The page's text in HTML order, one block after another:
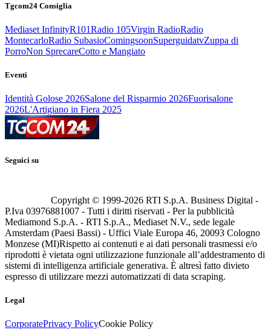
Tgcom24 Consiglia
Mediaset InfinityR101Radio 105Virgin RadioRadio
MontecarloRadio SubasioComingsoonSuperguidatvZuppa di
PorroNon SprecareCotto e Mangiato
Eventi
Identità Golose 2026Salone del Risparmio 2026Fuorisalone
2026L'Artigiano in Fiera 2025
Seguici su
Copyright © 1999-2026 RTI S.p.A. Business Digital -
P.Iva 03976881007 - Tutti i diritti riservati - Per la pubblicità
Mediamond S.p.A. - RTI S.p.A., Mediaset N.V., sede legale
Amsterdam (Paesi Bassi) - Uffici Viale Europa 46, 20093 Cologno
Monzese (MI)Rispetto ai contenuti e ai dati personali trasmessi e/o
riprodotti è vietata ogni utilizzazione funzionale all’addestramento di
sistemi di intelligenza artificiale generativa. È altresì fatto divieto
espresso di utilizzare mezzi automatizzati di data scraping.
Legal
CorporatePrivacy PolicyCookie Policy